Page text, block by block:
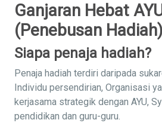
Ganjaran Hebat
(Penebusan Hadiah)
Siapa penaja hadiah?
Penaja hadiah terdiri daripada
Individu persendirian, Organisasi
kerjasama strategik dengan AYU,
pendidikan dan guru-guru.